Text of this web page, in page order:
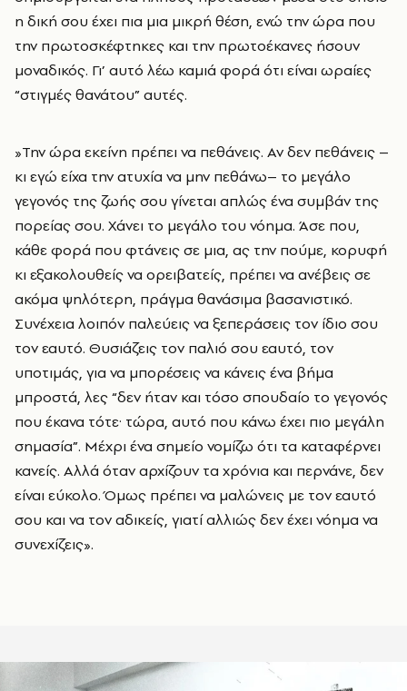
η δική σου έχει πια μια μικρή θέση, ενώ την ώρα που
την πρωτοσκέφτηκες και την πρωτοέκανες ήσουν
μοναδικός. Γι’ αυτό λέω καμιά φορά ότι είναι ωραίες
“στιγμές θανάτου” αυτές.
»Την ώρα εκείνη πρέπει να πεθάνεις. Αν δεν πεθάνεις –
κι εγώ είχα την ατυχία να μην πεθάνω– το μεγάλο
γεγονός της ζωής σου γίνεται απλώς ένα συμβάν της
πορείας σου. Χάνει το μεγάλο του νόημα. Άσε που,
κάθε φορά που φτάνεις σε μια, ας την πούμε, κορυφή
κι εξακολουθείς να ορειβατείς, πρέπει να ανέβεις σε
ακόμα ψηλότερη, πράγμα θανάσιμα βασανιστικό.
Συνέχεια λοιπόν παλεύεις να ξεπεράσεις τον ίδιο σου
τον εαυτό. Θυσιάζεις τον παλιό σου εαυτό, τον
υποτιμάς, για να μπορέσεις να κάνεις ένα βήμα
μπροστά, λες “δεν ήταν και τόσο σπουδαίο το γεγονός
που έκανα τότε· τώρα, αυτό που κάνω έχει πιο μεγάλη
σημασία”. Μέχρι ένα σημείο νομίζω ότι τα καταφέρνει
κανείς. Αλλά όταν αρχίζουν τα χρόνια και περνάνε, δεν
είναι εύκολο. Όμως πρέπει να μαλώνεις με τον εαυτό
σου και να τον αδικείς, γιατί αλλιώς δεν έχει νόημα να
συνεχίζεις».